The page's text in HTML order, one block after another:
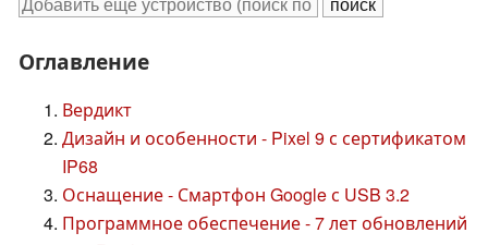
Оглавление
Вердикт
Дизайн и особенности - Pixel 9 с сертификатом
IP68
Оснащение - Смартфон Google с USB 3.2
Программное обеспечение - 7 лет обновлений